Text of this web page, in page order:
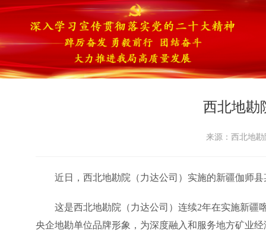
西北地勘
来源：西北地
近日，西北地勘院（力达公司）实施的新疆伽师
这是西北地勘院（力达公司）连续2年在实施新疆
央企地勘单位品牌形象，为深度融入和服务地方矿业